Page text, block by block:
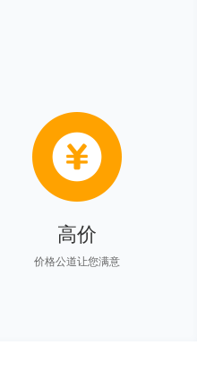
高价
价格公道让您满意